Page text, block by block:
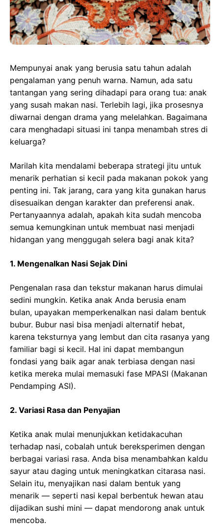
Mempunyai anak yang berusia satu tahun adalah
pengalaman yang penuh warna. Namun, ada satu
tantangan yang sering dihadapi para orang tua: anak
yang susah makan nasi. Terlebih lagi, jika prosesnya
diwarnai dengan drama yang melelahkan. Bagaimana
cara menghadapi situasi ini tanpa menambah stres di
keluarga?
Marilah kita mendalami beberapa strategi jitu untuk
menarik perhatian si kecil pada makanan pokok yang
penting ini. Tak jarang, cara yang kita gunakan harus
disesuaikan dengan karakter dan preferensi anak.
Pertanyaannya adalah, apakah kita sudah mencoba
semua kemungkinan untuk membuat nasi menjadi
hidangan yang menggugah selera bagi anak kita?
1. Mengenalkan Nasi Sejak Dini
Pengenalan rasa dan tekstur makanan harus dimulai
sedini mungkin. Ketika anak Anda berusia enam
bulan, upayakan memperkenalkan nasi dalam bentuk
bubur. Bubur nasi bisa menjadi alternatif hebat,
karena teksturnya yang lembut dan cita rasanya yang
familiar bagi si kecil. Hal ini dapat membangun
fondasi yang baik agar anak terbiasa dengan nasi
ketika mereka mulai memasuki fase MPASI (Makanan
Pendamping ASI).
2. Variasi Rasa dan Penyajian
Ketika anak mulai menunjukkan ketidakacuhan
terhadap nasi, cobalah untuk bereksperimen dengan
berbagai variasi rasa. Anda bisa menambahkan kaldu
sayur atau daging untuk meningkatkan citarasa nasi.
Selain itu, menyajikan nasi dalam bentuk yang
menarik — seperti nasi kepal berbentuk hewan atau
dijadikan sushi mini — dapat mendorong anak untuk
mencoba.